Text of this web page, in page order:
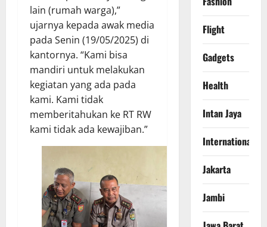
lain (rumah warga),”
ujarnya kepada awak media
pada Senin (19/05/2025) di
kantornya. “Kami bisa
mandiri untuk melakukan
kegiatan yang ada pada
kami. Kami tidak
memberitahukan ke RT RW
kami tidak ada kewajiban.”
Flight
Gadgets
Health
Intan Jaya
International
Jakarta
Jambi